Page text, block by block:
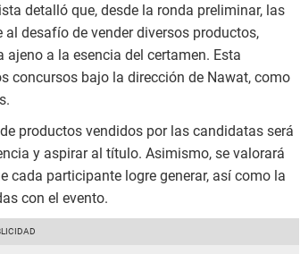
detalló que, desde la ronda preliminar, las
desafío de vender diversos productos,
a la esencia del certamen. Esta
concursos bajo la dirección de Nawat, como
productos vendidos por las candidatas será
y aspirar al título. Asimismo, se valorará
cada participante logre generar, así como la
con el evento.